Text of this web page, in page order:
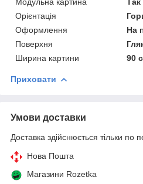
Орієнтація
Оформлення
На
Поверхня
Ширина картини
90
Приховати
Умови доставки
Доставка здійснюється тільки по
Нова Пошта
Магазини Rozetka